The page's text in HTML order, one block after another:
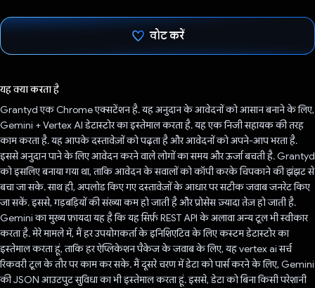
वोट करें
यह क्या करता है
Grantyd एक Chrome एक्सटेंशन है. यह अनुदान के आवेदनों को आसान बनाने के लिए,
Gemini + Vertex AI डेटास्टोर का इस्तेमाल करता है. यह एक निजी सहायक की तरह
काम करता है. यह आपके दस्तावेज़ों को पढ़ता है और आवेदनों को अपने-आप भरता है.
इससे अनुदान पाने के लिए आवेदन करने वाले लोगों का समय और ऊर्जा बचती है. Grantyd
को इसलिए बनाया गया था, ताकि आवेदन के सवालों को कॉपी करके चिपकाने की झंझट से
बचा जा सके. साथ ही, अपलोड किए गए दस्तावेज़ों के आधार पर सटीक जवाब जनरेट किए
जा सकें. इससे, गड़बड़ियों की संख्या कम हो जाती है और प्रोसेस ज़्यादा तेज़ हो जाती है.
Gemini का मुख्य फ़ायदा यह है कि यह सिर्फ़ REST API के अलावा अन्य टूल भी स्वीकार
करता है. मेरे मामले में, मैं हर उपयोगकर्ता के इनिशिएटिव के लिए कस्टम डेटास्टोर का
इस्तेमाल करता हूं, ताकि हर ऐप्लिकेशन पैकेज के जवाब के लिए, यह vertex ai सर्च
रिकवरी टूल के तौर पर काम कर सके. मैं दूसरे चरण में डेटा को पार्स करने के लिए, Gemini
की JSON आउटपुट सुविधा का भी इस्तेमाल करता हूं. इससे, डेटा को बिना किसी परेशानी